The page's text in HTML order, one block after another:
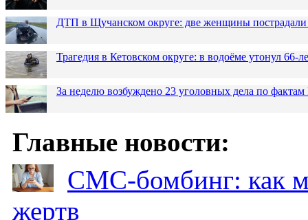
ДТП в Щучанском округе: две женщины пострадали
Трагедия в Кетовском округе: в водоёме утонул 66-
За неделю возбуждено 23 уголовных дела по
Главные новости:
СМС-бомбинг: как
жертв